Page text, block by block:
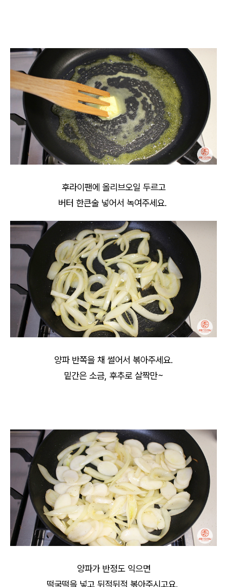
후라이팬에 올리브오일 두르고
버터 한큰술 넣어서 녹여주세요.
양파 반쪽을 채 썰어서 볶아주세요.
밑간은 소금, 후추로 살짝만~
양파가 반정도 익으면
떡국떡을 넣고 뒤적뒤적 볶아주시고요.